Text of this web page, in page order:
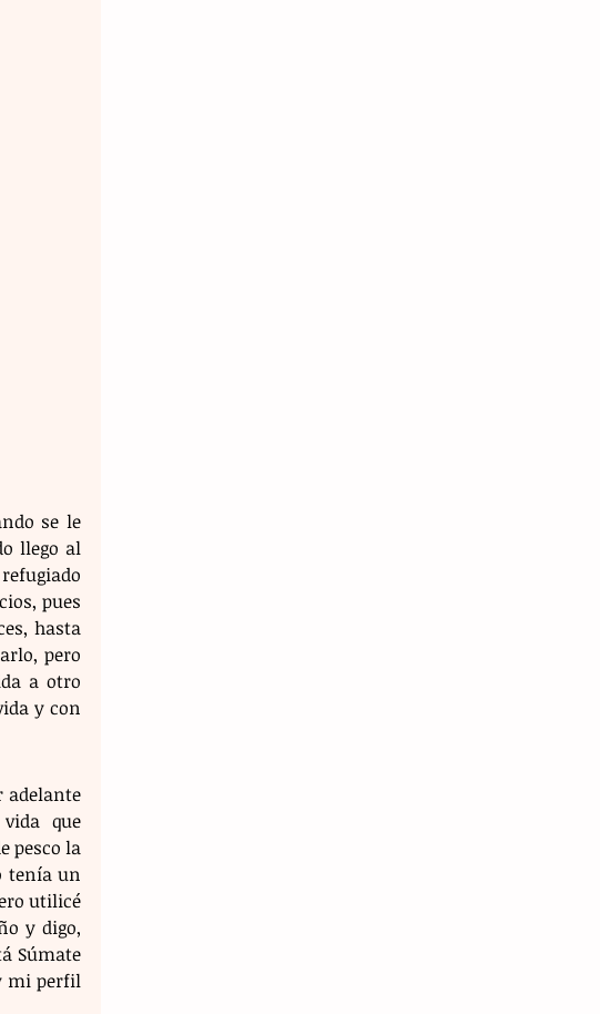
se le
llego al
pues
hasta
pero
a otro
y con
adelante
que
pesco la
tenía un
utilicé
y digo,
Súmate
mi perfil